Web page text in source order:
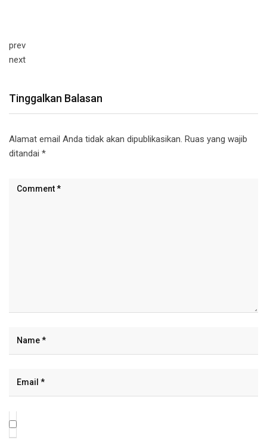
prev
next
Tinggalkan Balasan
Alamat email Anda tidak akan dipublikasikan. Ruas yang wajib
ditandai *